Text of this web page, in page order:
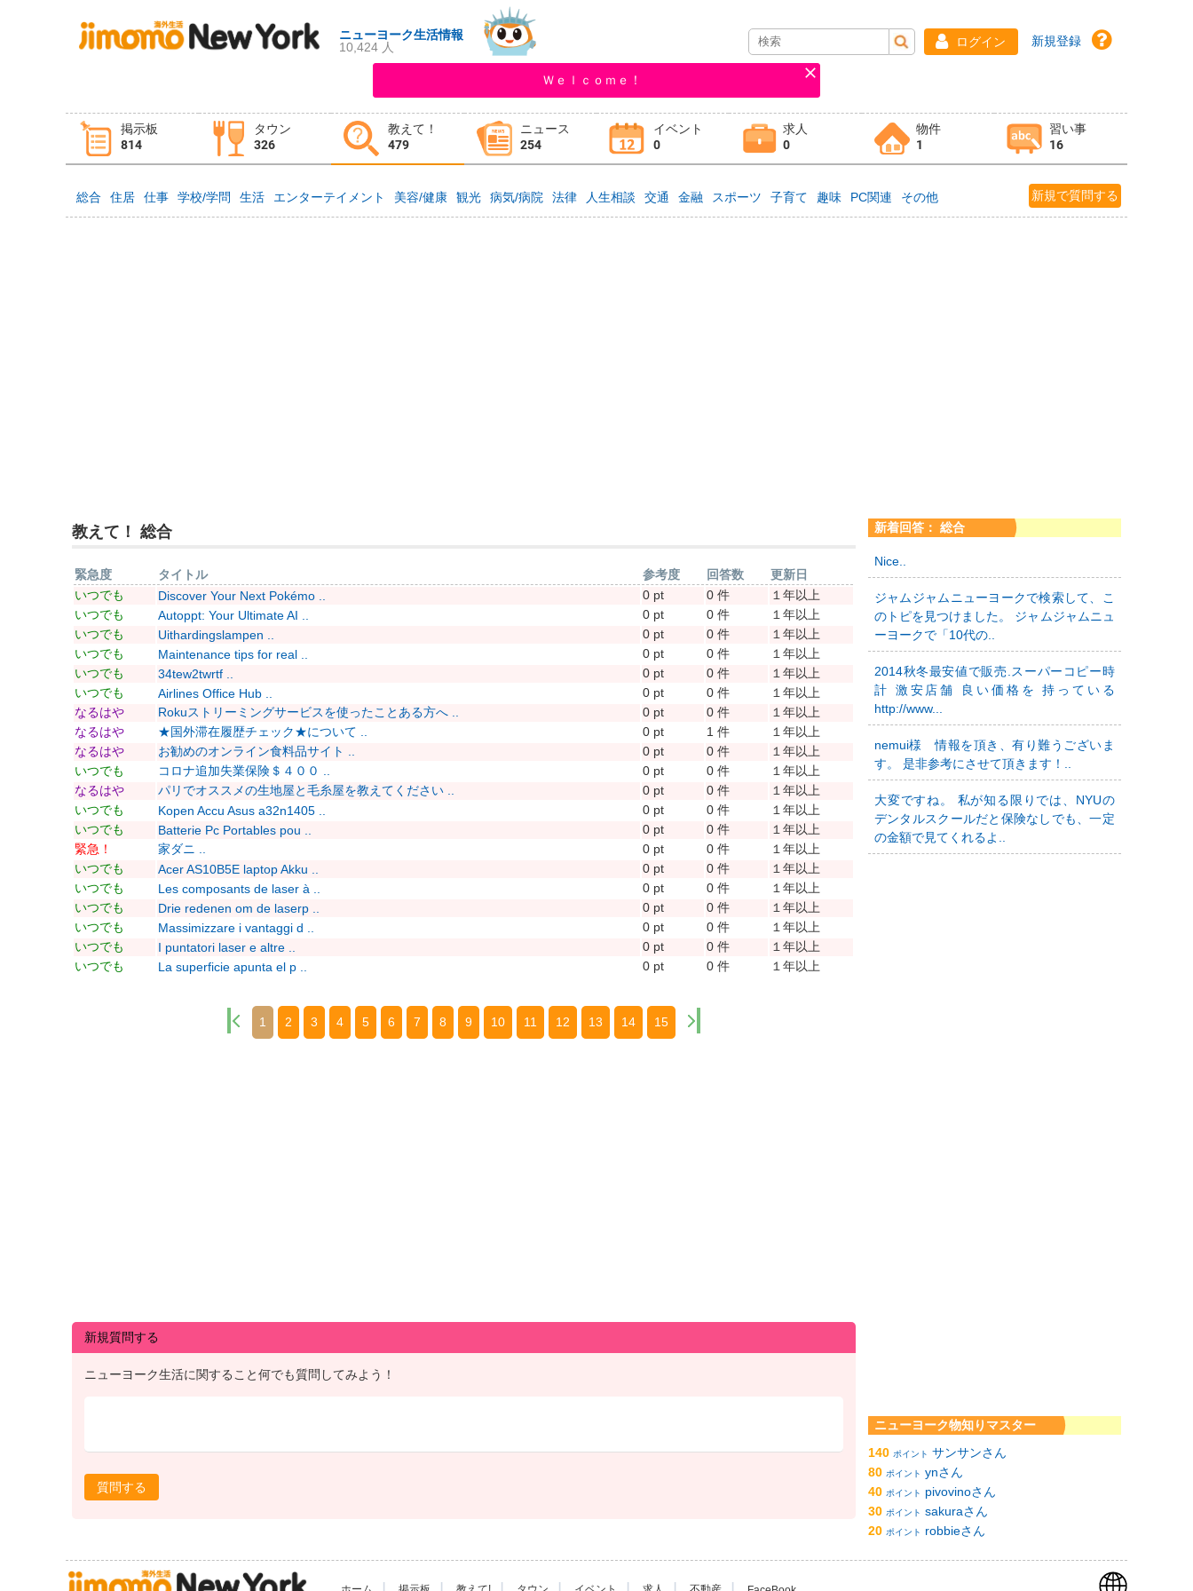
ニューヨーク生活情報
10,424 人
ログイン 新規登録
Ｗｅｌｃｏｍｅ！
掲示板
814
タウン
326
教えて！
479
ニュース
254
イベント
0
求人
0
物件
1
習い事
16
タウン情報 教えて！
イベント 求人
総合 住居 仕事 学校/学問 生活 エンターテイメント 美容/健康 観光 病気/病院 法律 人生相談 交通 金融 スポーツ 子育て 趣味 PC関連 その他 新規で質問する
教えて！ 総合
緊急度 タイトル 参考度 回答数
更新日
いつでも
Discover Your Next Pokémo .. 0 pt 0 件
１年以上
いつでも
Autoppt: Your Ultimate AI .. 0 pt 0 件
１年以上
いつでも
Uithardingslampen .. 0 pt 0 件
１年以上
いつでも
Maintenance tips for real .. 0 pt 0 件
１年以上
いつでも
34tew2twrtf .. 0 pt 0 件
１年以上
いつでも
Airlines Office Hub .. 0 pt 0 件
１年以上
なるはや
Rokuストリーミングサービスを使ったことある方へ .. 0 pt 0 件
１年以上
なるはや
★国外滞在履歴チェック★について .. 0 pt 1 件
１年以上
なるはや
お勧めのオンライン食料品サイト .. 0 pt 0 件
１年以上
いつでも
コロナ追加失業保険＄４００ .. 0 pt 0 件
１年以上
なるはや
パリでオススメの生地屋と毛糸屋を教えてください .. 0 pt 0 件
１年以上
いつでも
Kopen Accu Asus a32n1405 .. 0 pt 0 件
１年以上
いつでも
Batterie Pc Portables pou .. 0 pt 0 件
１年以上
緊急！
家ダニ .. 0 pt 0 件
１年以上
いつでも
Acer AS10B5E laptop Akku .. 0 pt 0 件
１年以上
いつでも
Les composants de laser à .. 0 pt 0 件
１年以上
いつでも
Drie redenen om de laserp .. 0 pt 0 件
１年以上
いつでも
Massimizzare i vantaggi d .. 0 pt 0 件
１年以上
いつでも
I puntatori laser e altre .. 0 pt 0 件
１年以上
いつでも
La superficie apunta el p .. 0 pt 0 件 １年以上
1 2 3 4 5 6 7 8 9 10 11 12 13 14 15
新規質問する
ニューヨーク生活に関すること何でも質問してみよう！
質問する
新着回答： 総合
Nice..
ジャムジャムニューヨークで検索して、こ
のトピを見つけました。 ジャムジャムニュ
ーヨークで「10代の..
2014秋冬最安値で販売.スーパーコピー時
計 激安店舗 良い価格を 持っている
http://www...
nemui様 情報を頂き、有り難うございま
す。 是非参考にさせて頂きます！..
大変ですね。 私が知る限りでは、NYUの
デンタルスクールだと保険なしでも、一定
の金額で見てくれるよ..
ニューヨーク物知りマスター
140 ポイント サンサンさん
80 ポイント ynさん
40 ポイント
pivovinoさん
30 ポイント sakuraさん
20 ポイント robbieさん